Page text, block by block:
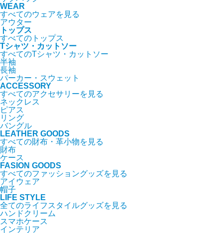
WEAR
すべてのウェアを見る
アウター
トップス
すべてのトップス
Tシャツ・カットソー
すべてのTシャツ・カットソー
半袖
長袖
パーカー・スウェット
ACCESSORY
すべてのアクセサリーを見る
ネックレス
ピアス
リング
バングル
LEATHER GOODS
すべての財布・革小物を見る
財布
ケース
FASION GOODS
すべてのファッショングッズを見る
アイウェア
帽子
LIFE STYLE
全てのライフスタイルグッズを見る
ハンドクリーム
スマホケース
インテリア